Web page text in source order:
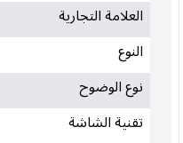
العلامة التجارية
النوع
نوع الوضوح
تقنية الشاشة